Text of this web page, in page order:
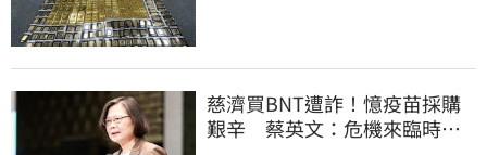
慈濟買BNT遭詐！憶疫苗採購
艱辛 蔡英文：危機來臨時務